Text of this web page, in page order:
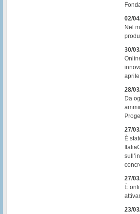
02/
Nel
30/
aprile.
28/
Da
27/
È
27/
È
23/